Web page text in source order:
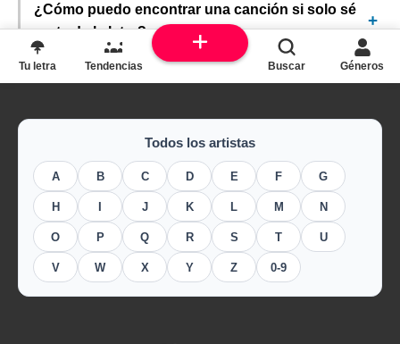
¿Cómo puedo encontrar una canción si solo sé
parte de la letra?
Todos los artistas
A B C D E F G
H J K L M N
O P Q R S T U
V W X Y Z 0-9
Tu letra Tendencias Buscar Géneros